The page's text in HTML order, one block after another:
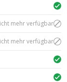
mehr verfügbar
mehr verfügbar